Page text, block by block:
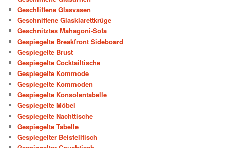
Geschliffene Glasvasen
Geschnittene Glasklarettkrüge
Geschnitztes Mahagoni-Sofa
Gespiegelte Breakfront Sideboard
Gespiegelte Brust
Gespiegelte Cocktailtische
Gespiegelte Kommode
Gespiegelte Kommoden
Gespiegelte Konsolentabelle
Gespiegelte Möbel
Gespiegelte Nachttische
Gespiegelte Tabelle
Gespiegelter Beistelltisch